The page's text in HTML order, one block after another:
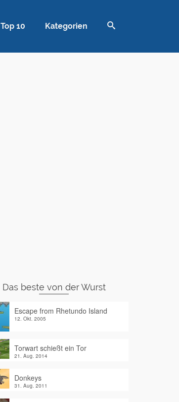
Top 10 Kategorien
Das beste von der Wurst
Escape from Rhetundo Island
12. Okt. 2005
Torwart schießt ein Tor
21. Aug. 2014
Donkeys
31. Aug. 2011